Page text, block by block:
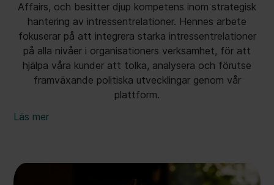
Affairs, och besitter djup kompetens inom strategisk
hantering av intressentrelationer. Hennes arbete
fokuserar på att integrera starka intressentrelationer
på alla nivåer i organisationers verksamhet, för att
hjälpa våra kunder att tolka, analysera och förutse
framväxande politiska utvecklingar genom vår
plattform.
Läs mer